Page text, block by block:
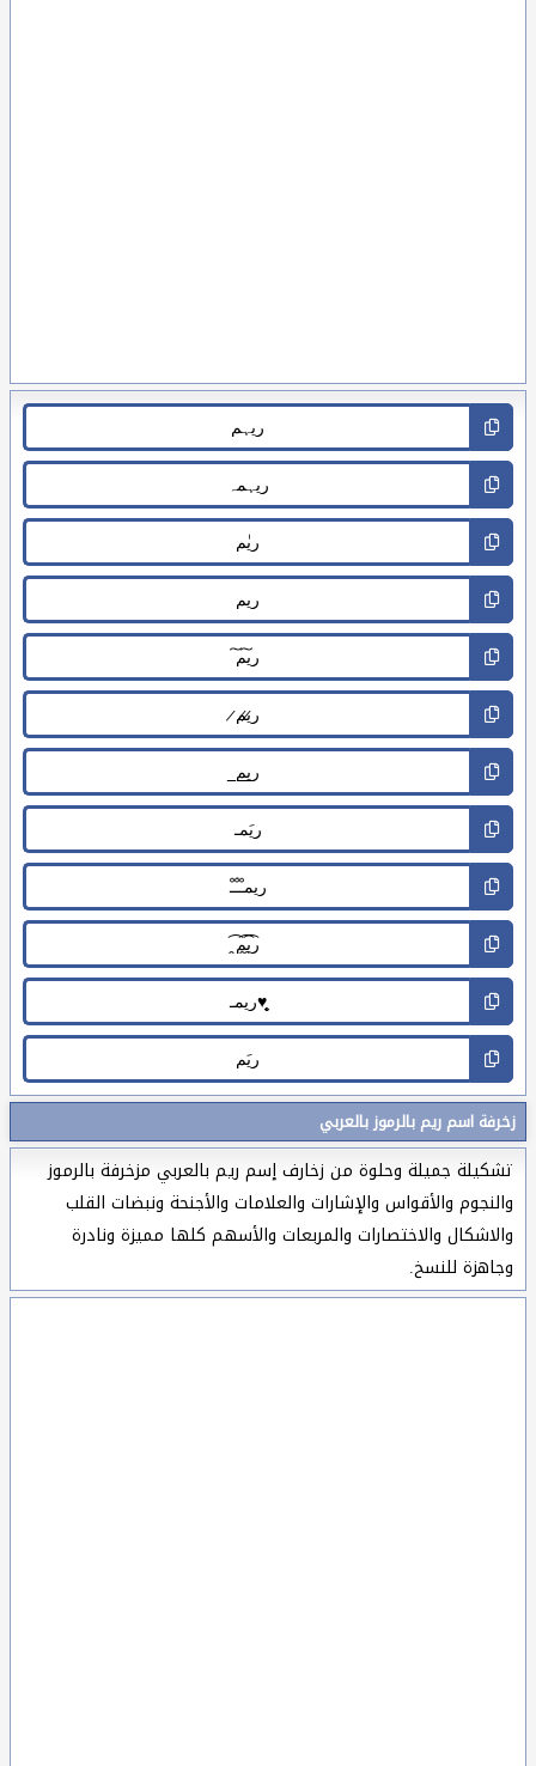
زخرفة اسم ريم بالرموز بالعربي
تشكيلة جميلة وحلوة من زخارف إسم ريم بالعربي مزخرفة بالرموز
والنجوم والأقواس والإشارات والعلامات والأجنحة ونبضات القلب
والاشكال والاختصارات والمربعات والأسهم كلها مميزة ونادرة
وجاهزة للنسخ.